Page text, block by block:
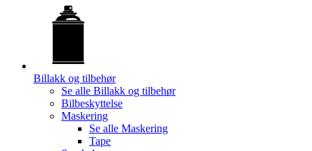
Billakk og tilbehør
Se alle Billakk og tilbehør
Bilbeskyttelse
Maskering
Se alle Maskering
Tape